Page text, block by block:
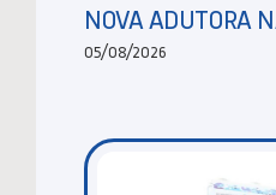
NOVA ADUTORA
05/08/2026